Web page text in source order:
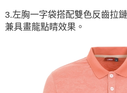
3.左胸一字袋搭配雙色反齒拉
兼具畫龍點睛效果。